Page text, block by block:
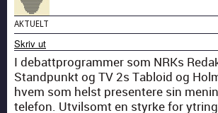
AKTUELT
Skriv ut
I debattpro­gram­mer som NRKs
Stand­punkt og TV 2s Tabloid og
hvem som helst pre­sen­tere sin
tele­fon. Utvil­somt en styrke for